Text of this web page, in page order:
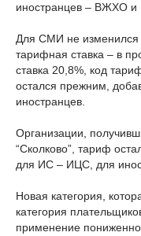
иностранцев – ВЖХО и
Для СМИ не изменился
тарифная ставка – в
ставка 20,8%, код
остался прежним,
иностранцев.
Организации,
“Сколково”, тариф
для ИС – ИЦС, для
Новая категория,
категория
применение